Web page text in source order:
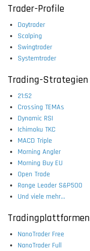
Trader-Profile
Daytrader
Scalping
Swingtrader
Systemtrader
Trading-Strategien
21:52
Crossing TEMAs
Dynamic RSI
Ichimoku TKC
MACD Triple
Morning Angler
Morning Buy EU
Open Trade
Range Leader S&P500
Und viele mehr...
Tradingplattformen
NanoTrader Free
NanoTrader Full